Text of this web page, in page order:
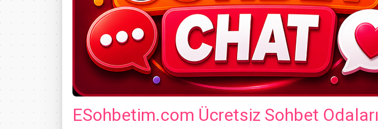
ESohbetim.com Ücretsiz Sohbet Odaları